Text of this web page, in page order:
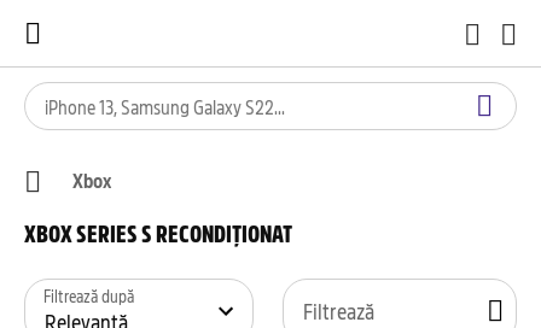
Xbox
XBOX SERIES S RECONDIȚIONAT
Filtrează după Filtrează